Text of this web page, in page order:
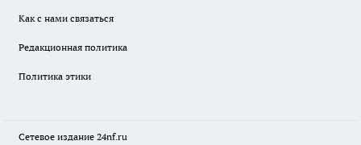
Как с нами связаться
Редакционная политика
Политика этики
Сетевое издание 24nf.ru